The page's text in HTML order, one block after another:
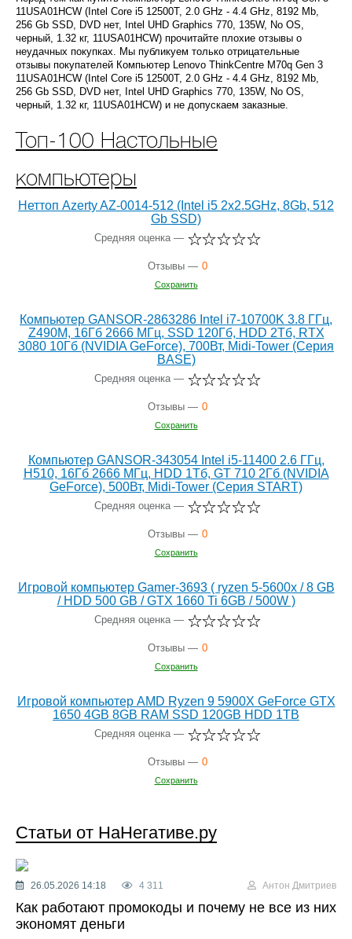
11USA01HCW (Intel Core i5 12500T, 2.0 GHz - 4.4 GHz, 8192 Mb,
256 Gb SSD, DVD нет, Intel UHD Graphics 770, 135W, No OS,
черный, 1.32 кг, 11USA01HCW) прочитайте плохие отзывы о
неудачных покупках. Мы публикуем только отрицательные
отзывы покупателей Компьютер Lenovo ThinkCentre M70q Gen 3
11USA01HCW (Intel Core i5 12500T, 2.0 GHz - 4.4 GHz, 8192 Mb,
256 Gb SSD, DVD нет, Intel UHD Graphics 770, 135W, No OS,
черный, 1.32 кг, 11USA01HCW) и не допускаем заказные.
Топ-100 Настольные
компьютеры
Неттоп Azerty AZ-0014-512 (Intel i5 2x2.5GHz, 8Gb, 512
Gb SSD)
Средняя оценка —
Отзывы — 0
Сохранить
Компьютер GANSOR-2863286 Intel i7-10700K 3.8 ГГц,
Z490M, 16Гб 2666 МГц, SSD 120Гб, HDD 2Тб, RTX
3080 10Гб (NVIDIA GeForce), 700Вт, Midi-Tower (Серия
BASE)
Средняя оценка —
Отзывы — 0
Сохранить
Компьютер GANSOR-343054 Intel i5-11400 2.6 ГГц,
H510, 16Гб 2666 МГц, HDD 1Тб, GT 710 2Гб (NVIDIA
GeForce), 500Вт, Midi-Tower (Серия START)
Средняя оценка —
Отзывы — 0
Сохранить
Игровой компьютер Gamer-3693 ( ryzen 5-5600х / 8 GB
/ HDD 500 GB / GTX 1660 Ti 6GB / 500W )
Средняя оценка —
Отзывы — 0
Сохранить
Игровой компьютер AMD Ryzen 9 5900X GeForce GTX
1650 4GB 8GB RAM SSD 120GB HDD 1TB
Средняя оценка —
Отзывы — 0
Сохранить
Статьи от НаНегативе.ру
26.05.2026 14:18 4 311 Антон Дмитриев
Как работают промокоды и почему не все из них
экономят деньги